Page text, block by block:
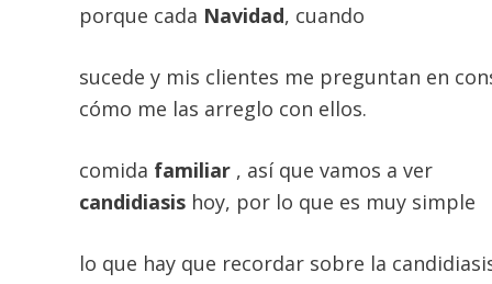
porque cada Navidad, cuando
sucede y mis clientes me preguntan en
cómo me las arreglo con ellos.
comida familiar , así que vamos a ver
candidiasis hoy, por lo que es muy simple
lo que hay que recordar sobre la